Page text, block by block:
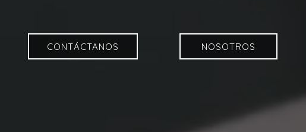
CONTÁCTANOS NOSOTROS